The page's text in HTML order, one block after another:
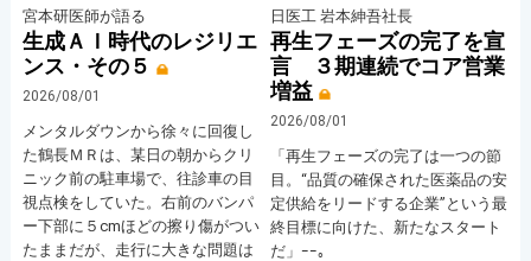
宮本研医師が語る
生成ＡＩ時代のレジリエ
ンス・その５
2026/08/01
メンタルダウンから徐々に回復し
た鶴長ＭＲは、某日の朝からクリ
ニック前の駐車場で、往診車の目
視点検をしていた。右前のバンパ
ー下部に５cmほどの擦り傷がつい
たままだが、走行に大きな問題は
日医工 岩本紳吾社長
再生フェーズの完了を宣
言 ３期連続でコア営業
増益
2026/08/01
「再生フェーズの完了は一つの節
目。“品質の確保された医薬品の安
定供給をリードする企業”という最
終目標に向けた、新たなスタート
だ」ｰｰ。